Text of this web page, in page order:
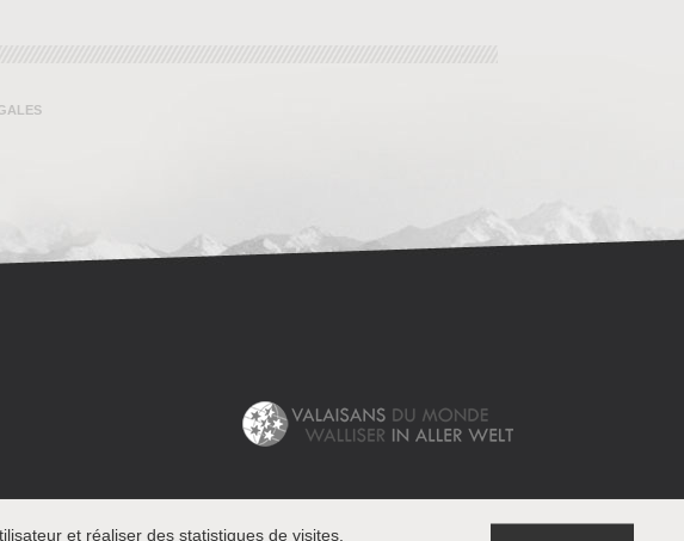
et réaliser des statistiques de visites.